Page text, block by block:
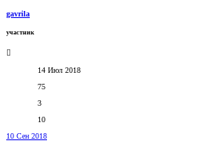
gavrila
участник
14 Июл 2018
75
3
10
10 Сен 2018